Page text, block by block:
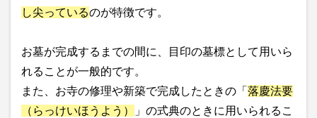
し尖っているのが特徴です。
お墓が完成するまでの間に、目印の墓標として用いら
れることが一般的です。
また、お寺の修理や新築で完成したときの「 落慶法要
（らっけいほうよう）
」の式典のときに用いられるこ